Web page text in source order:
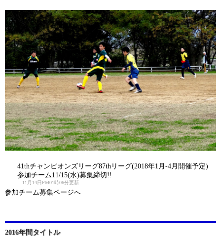
41thチャンピオンズリーグ87thリーグ(2018年1月-4月開催予定)
参加チーム11/15(水)募集締切!!
11月14日PM01時06分更新
参加チーム募集ページへ
2016年間タイトル